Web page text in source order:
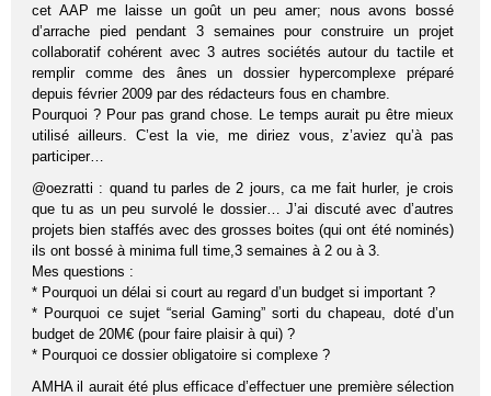
cet AAP me laisse un goût un peu amer; nous avons bossé
d’arrache pied pendant 3 semaines pour construire un projet
collaboratif cohérent avec 3 autres sociétés autour du tactile et
remplir comme des ânes un dossier hypercomplexe préparé
depuis février 2009 par des rédacteurs fous en chambre.
Pourquoi ? Pour pas grand chose. Le temps aurait pu être mieux
utilisé ailleurs. C’est la vie, me diriez vous, z’aviez qu’à pas
participer…
@oezratti : quand tu parles de 2 jours, ca me fait hurler, je crois
que tu as un peu survolé le dossier… J’ai discuté avec d’autres
projets bien staffés avec des grosses boites (qui ont été nominés)
ils ont bossé à minima full time,3 semaines à 2 ou à 3.
Mes questions :
* Pourquoi un délai si court au regard d’un budget si important ?
* Pourquoi ce sujet “serial Gaming” sorti du chapeau, doté d’un
budget de 20M€ (pour faire plaisir à qui) ?
* Pourquoi ce dossier obligatoire si complexe ?
AMHA il aurait été plus efficace d’effectuer une première sélection